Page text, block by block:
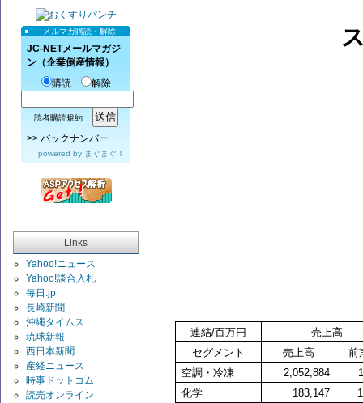
メルマガ購読・解除
JC-NETメールマガジ
ン（企業倒産情報）
購読
解除
読者購読規約
>> バックナンバー
powered by まぐまぐ！
Links
Yahoo!ニュース
Yahoo!談合入札
毎日.jp
長崎新聞
沖縄タイムス
琉球新報
西日本新聞
産経ニュース
時事ドットコム
読売オンライン
連結/百万円
売上高
セグメント
売上高
前
空調・冷凍
2,052,884
化学
183,147